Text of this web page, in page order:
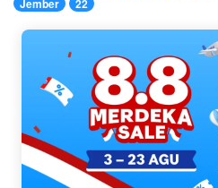
Jember
22